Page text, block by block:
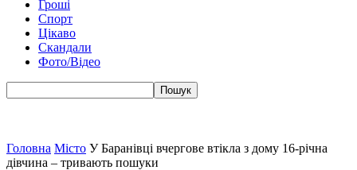
Гроші
Спорт
Цікаво
Скандали
Фото/Відео
Головна Місто У Баранівці вчергове втікла з дому 16-річна
дівчина – тривають пошуки